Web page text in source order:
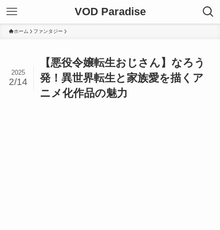
VOD Paradise
ホーム ファンタジー
【悪役令嬢転生おじさん】なろう
発！異世界転生と家族愛を描くア
ニメ化作品の魅力
2025
2/14